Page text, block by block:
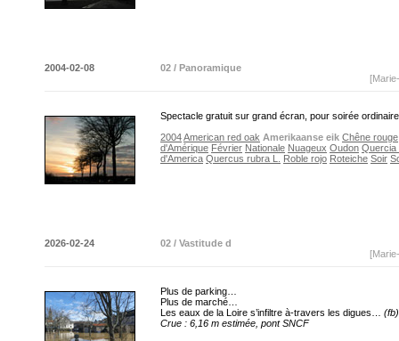
2004-02-08
02 / Panoramique
Spectacle gratuit sur grand écran, pour soirée
2004American red oak Amerikaanse eik Chêne rouge
d'Amérique Février Nationale Nuageux Oudon Quercia
d'America Quercus rubra L. Roble rojo Roteiche Soir
2026-02-24
02 / Vastitude d
Plus de parking…
Plus de marché…
Les eaux de la Loire s’infiltre à-travers les digues… (fb)
Crue : 6,16 m estimée, pont SNCF